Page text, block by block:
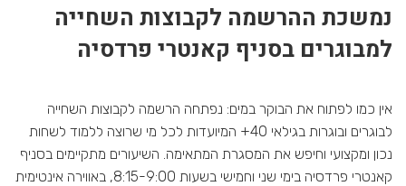
נמשכת ההרשמה לקבוצות השחייה
למבוגרים בסניף קאנטרי פרדסיה
אין כמו לפתוח את הבוקר במים: נפתחה הרשמה לקבוצות השחייה
לבוגרים ובוגרות בגילאי 40+ המיועדות לכל מי שרוצה ללמוד לשחות
נכון ומקצועי וחיפש את המסגרת המתאימה. השיעורים מתקיימים בסניף
קאנטרי פרדסיה בימי שני וחמישי בשעות 8:15-9:00, באווירה אינטימית